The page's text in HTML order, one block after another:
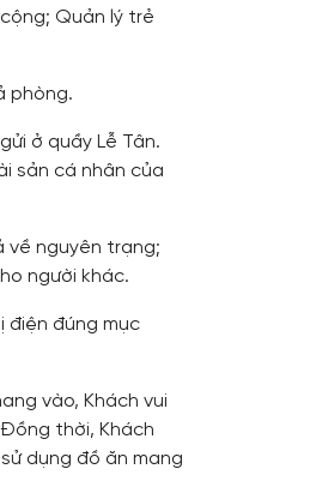
Quản lý trẻ
phòng.
ở quầy Lễ Tân.
sản cá nhân của
về nguyên trạng;
người khác.
điện đúng mục
vào, Khách vui
thời, Khách
dụng đồ ăn mang